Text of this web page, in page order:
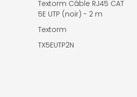
Textorm Câble RJ45 CAT
5E UTP (noir) - 2 m
Textorm
TX5EUTP2N